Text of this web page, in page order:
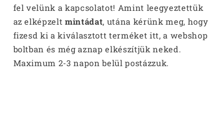
fel velünk a kapcsolatot! Amint leegyeztettük
az elképzeltmintádat, utána kérünk meg, hogy
fizesd ki a kiválasztott terméket itt, a webshop
boltban és még aznap elkészítjük neked.
Maximum 2-3 napon belül postázzuk.